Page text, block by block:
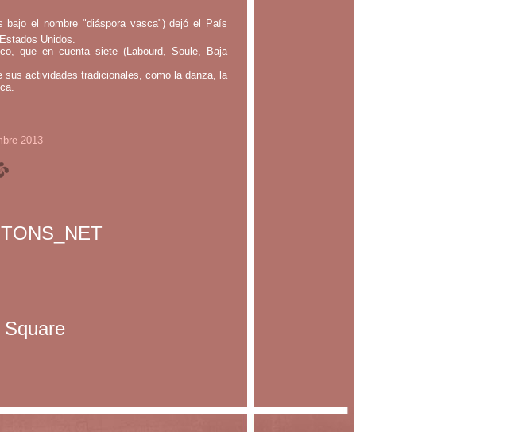
bajo el nombre "diáspora vasca") dejó el País
Unidos.
que en cuenta siete (Labourd, Soule, Baja
sus actividades tradicionales, como la danza, la
2013
Square